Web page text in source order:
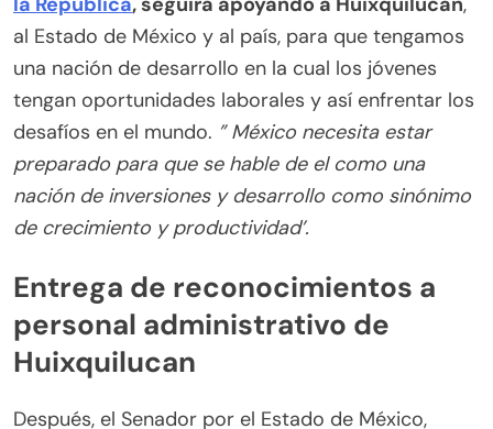
al Estado de México y al país, para que tengamos
una nación de desarrollo en la cual los jóvenes
tengan oportunidades laborales y así enfrentar los
desafíos en el mundo. ” México necesita estar
preparado para que se hable de el como una
nación de inversiones y desarrollo como sinónimo
de crecimiento y productividad’.
Entrega de reconocimientos a
personal administrativo de
Huixquilucan
Después, el Senador por el Estado de México,